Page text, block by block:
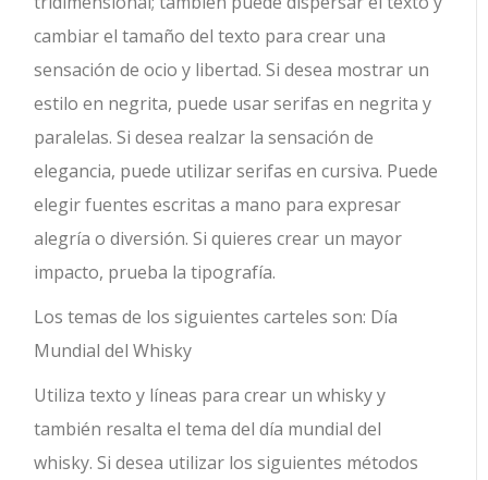
cambiar el tamaño del texto para crear una
sensación de ocio y libertad. Si desea mostrar un
estilo en negrita, puede usar serifas en negrita y
paralelas. Si desea realzar la sensación de
elegancia, puede utilizar serifas en cursiva. Puede
elegir fuentes escritas a mano para expresar
alegría o diversión. Si quieres crear un mayor
impacto, prueba la tipografía.
Los temas de los siguientes carteles son: Día
Mundial del Whisky
Utiliza texto y líneas para crear un whisky y
también resalta el tema del día mundial del
whisky. Si desea utilizar los siguientes métodos